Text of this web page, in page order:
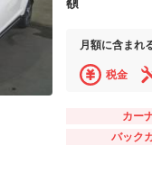
月額に含まれ
税金
カー
バック